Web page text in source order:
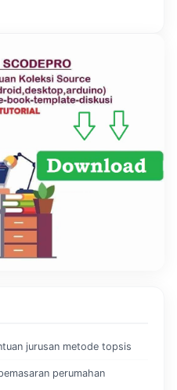
jurusan metode topsis
perumahan